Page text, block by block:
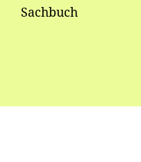
Sachbuch